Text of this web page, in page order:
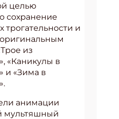
целью
сохранение
и
из
«Каникулы в
и «Зима в
анимации
мультяшный